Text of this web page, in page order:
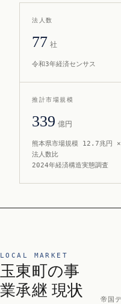
法人数
77 社
令和3年経済センサス
推計市場規模
339 億円
熊本県市場規模 12.7兆円 ×
法人数比
2024年経済構造実態調査
LOCAL MARKET
玉東町の事
業承継 現状
帝国